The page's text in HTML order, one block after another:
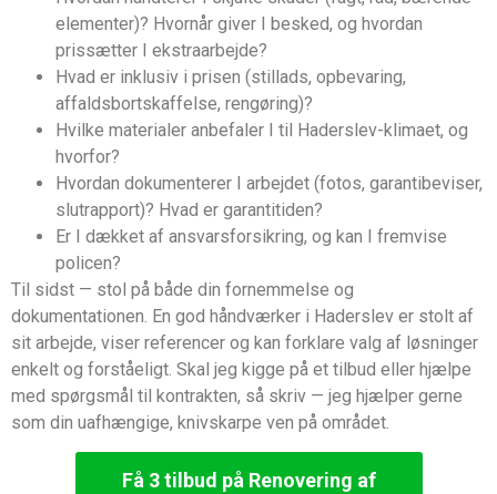
elementer)? Hvornår giver I besked, og hvordan
prissætter I ekstraarbejde?
Hvad er inklusiv i prisen (stillads, opbevaring,
affaldsbortskaffelse, rengøring)?
Hvilke materialer anbefaler I til Haderslev-klimaet, og
hvorfor?
Hvordan dokumenterer I arbejdet (fotos, garantibeviser,
slutrapport)? Hvad er garantitiden?
Er I dækket af ansvarsforsikring, og kan I fremvise
policen?
Til sidst — stol på både din fornemmelse og
dokumentationen. En god håndværker i Haderslev er stolt af
sit arbejde, viser referencer og kan forklare valg af løsninger
enkelt og forståeligt. Skal jeg kigge på et tilbud eller hjælpe
med spørgsmål til kontrakten, så skriv — jeg hjælper gerne
som din uafhængige, knivskarpe ven på området.
Få 3 tilbud på Renovering af